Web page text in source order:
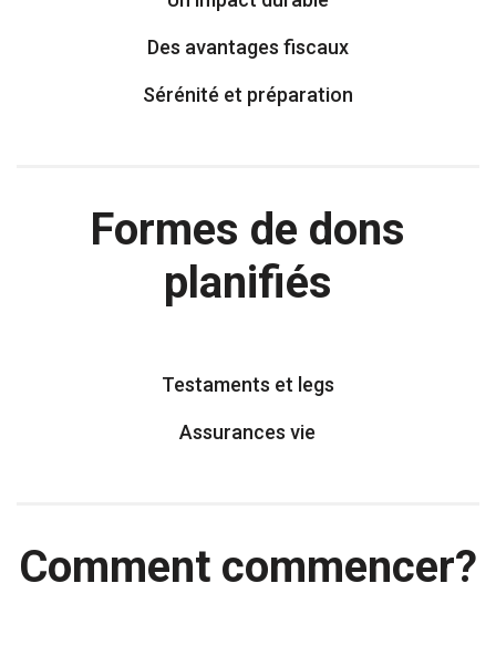
Des avantages fiscaux
Sérénité et préparation
Formes de dons
planifiés
Testaments et legs
Assurances vie
Comment commencer?